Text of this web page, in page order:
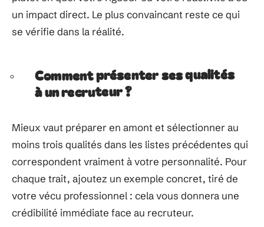
un impact direct. Le plus convaincant reste ce qui
se vérifie dans la réalité.
Comment présenter ses qualités
à un recruteur ?
Mieux vaut préparer en amont et sélectionner au
moins trois qualités dans les listes précédentes qui
correspondent vraiment à votre personnalité. Pour
chaque trait, ajoutez un exemple concret, tiré de
votre vécu professionnel : cela vous donnera une
crédibilité immédiate face au recruteur.